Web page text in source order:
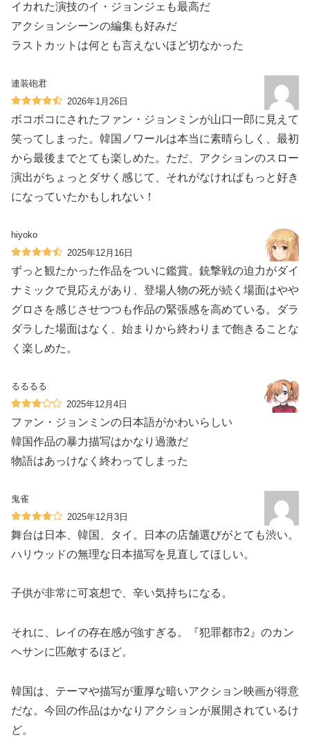
イカれた演技のイ・ジョンジェも最高だ
アクションシーンの編集も好みだ
ラストカットは何とも言えないほど切なかった
連装砲君
2026年1月26日
ボコボコにされたファン・ジョンミンが山口一郎に見えて
笑ってしまった。韓国ノワールは本当に素晴らしく、最初
から最後までとても楽しめた。ただ、アクションのスロー
演出がちょっとダサく感じて、それがなければもっと好き
になっていたかもしれない！
hiyoko
2025年12月16日
ずっと観たかった作品をついに鑑賞。銃撃戦の迫力がダイ
ナミックで見応えがあり、登場人物の死が続く場面はやや
グロさを感じさせつつも作品の緊張感を高めている。ダラ
ダラした場面はなく、始まりから終わりまで飽きることな
く楽しめた。
るるるる
2025年12月4日
ファン・ジョンミンの日本語がかわいらしい
韓国作品の暴力描写はかなり過激だ
物語はあっけなく終わってしまった
鬼雀
2025年12月3日
舞台は日本、韓国、タイ。日本の店舗選びがとても渋い。
ハリウッドの無理な日本描写を見直してほしい。
子供が非常に可哀想で、辛い気持ちになる。
それに、レイの存在感が強すぎる。『犯罪都市2』のカン
ヘサンに匹敵するほど。
韓国は、テーマや描写が重厚な暗いアクション映画が得意
だな。今回の作品はかなりアクションが展開されているけ
ど。